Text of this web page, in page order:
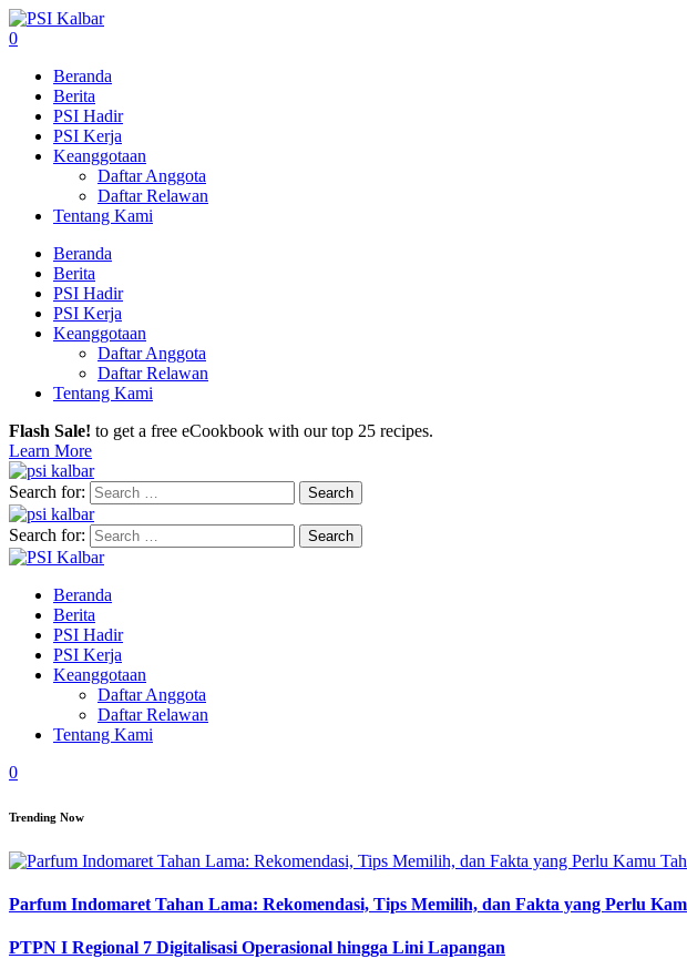
0
Beranda
Berita
PSI Hadir
PSI Kerja
Keanggotaan
Daftar Anggota
Daftar Relawan
Tentang Kami
Beranda
Berita
PSI Hadir
PSI Kerja
Keanggotaan
Daftar Anggota
Daftar Relawan
Tentang Kami
Flash Sale! to get a free eCookbook with our top 25 recipes.
Learn More
Search for:
Search for:
Beranda
Berita
PSI Hadir
PSI Kerja
Keanggotaan
Daftar Anggota
Daftar Relawan
Tentang Kami
0
Trending Now
Parfum Indomaret Tahan Lama: Rekomendasi, Tips Memilih, dan Fakta yang Perlu
PTPN I Regional 7 Digitalisasi Operasional hingga Lini Lapangan